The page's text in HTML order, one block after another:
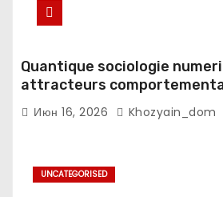
Quantique sociologie
attracteurs
du sommeil en contexte
decisionnelle
Июн 16, 2026 Khozyain_dom
UNCATEGORISED